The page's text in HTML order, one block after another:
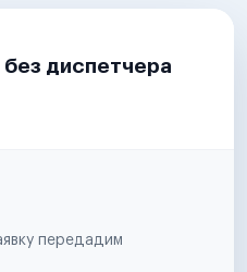
диспетчера
передадим